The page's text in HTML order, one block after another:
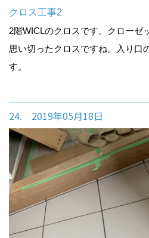
クロス工事2
2階WICLのクロスです。クローゼ
思い切ったクロスですね。入り口
す。
24. 2019年05月18日